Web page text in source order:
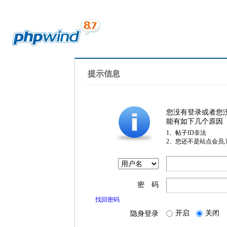
提示信息
您没有登录或者您
能有如下几个原因
1、帖子ID非法
2、您还不是站点会员
密 码
找回密码
隐身登录 开启 关闭